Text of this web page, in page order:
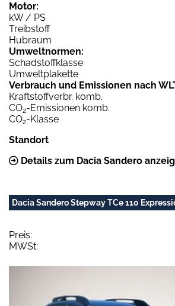
Motor:
kW / PS
Treibstoff
Hubraum
Umweltnormen:
Schadstoffklasse
Umweltplakette
Verbrauch und Emissionen nach
Kraftstoffverbr. komb.
CO2-Emissionen komb.
CO2-Klasse
Standort
Details zum Dacia Sandero
Dacia Sandero Stepway TCe 110
Preis:
MWSt: